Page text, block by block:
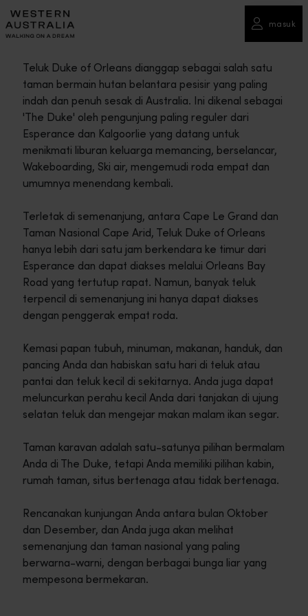
masuk
Teluk Duke of Orleans dianggap sebagai salah satu
taman bermain hutan belantara pesisir yang paling
indah dan penuh sesak di Australia. Ini dikenal sebagai
'The Duke' oleh pengunjung paling reguler dari
Esperance dan Kalgoorlie yang datang untuk
menikmati liburan keluarga memancing, berselancar,
Wakeboarding, Ski air, mengemudi roda empat dan
umumnya menendang kembali.
Terletak di semenanjung, antara Cape Le Grand dan
Taman Nasional Cape Arid, Teluk Duke of Orleans
hanya lebih dari satu jam berkendara ke timur dari
Esperance dan dapat diakses melalui Orleans Bay
Road yang tertutup rapat. Namun, banyak teluk
terpencil di semenanjung ini hanya dapat diakses
dengan penggerak empat roda.
Kemasi papan tubuh, minuman, makanan, handuk, dan
pancing Anda dan habiskan satu hari di teluk atau
pantai dan teluk kecil di sekitarnya. Anda juga dapat
meluncurkan perahu kecil Anda dari tanjakan di ujung
selatan teluk dan mengejar makan malam ikan segar.
Taman karavan adalah satu-satunya pilihan bermalam
Anda di The Duke, tetapi Anda memiliki pilihan kabin,
rumah taman, situs bertenaga atau tidak bertenaga.
Rencanakan kunjungan Anda antara bulan Oktober
dan Desember, dan Anda juga akan melihat
semenanjung dan taman nasional yang paling
berwarna-warni, dengan berbagai bunga liar yang
mempesona bermekaran.